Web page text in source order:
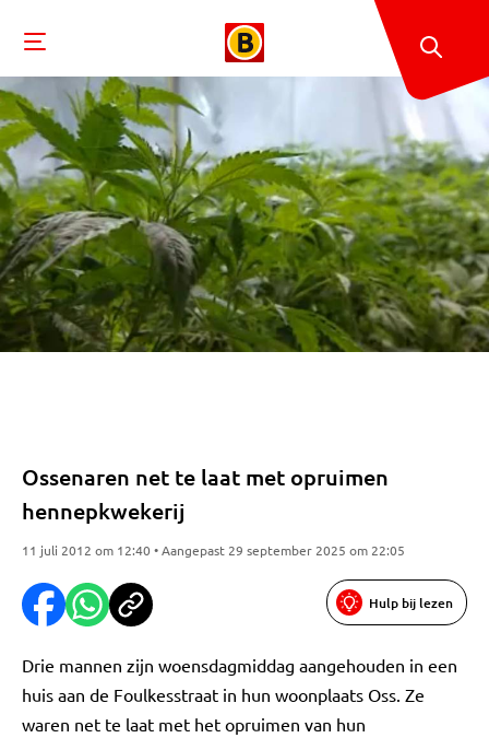
Ossenaren net te laat met opruimen
hennepkwekerij
11 juli 2012 om 12:40 • Aangepast 29 september 2025 om 22:05
Hulp bij lezen
Drie mannen zijn woensdagmiddag aangehouden in een
huis aan de Foulkesstraat in hun woonplaats Oss. Ze
waren net te laat met het opruimen van hun